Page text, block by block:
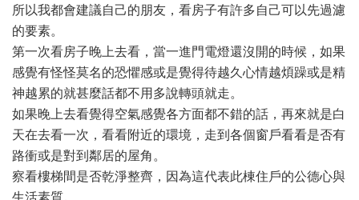
所以我都會建議自己的朋友，看房子有許多自己可以先過濾
的要素。
第一次看房子晚上去看，當一進門電燈還沒開的時候，如果
感覺有怪怪莫名的恐懼感或是覺得待越久心情越煩躁或是精
神越累的就甚麼話都不用多說轉頭就走。
如果晚上去看覺得空氣感覺各方面都不錯的話，再來就是白
天在去看一次，看看附近的環境，走到各個窗戶看看是否有
路衝或是對到鄰居的屋角。
察看樓梯間是否乾淨整齊，因為這代表此棟住戶的公德心與
生活素質。